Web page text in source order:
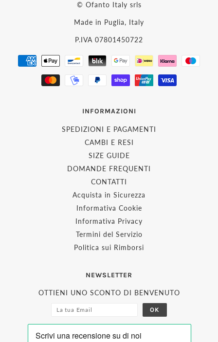
© Ofanto Italy srls
Made in Puglia, Italy
P.IVA 07801450722
INFORMAZIONI
SPEDIZIONI E PAGAMENTI
CAMBI E RESI
SIZE GUIDE
DOMANDE FREQUENTI
CONTATTI
Acquista in Sicurezza
Informativa Cookie
Informativa Privacy
Termini del Servizio
Politica sui Rimborsi
NEWSLETTER
OTTIENI UNO SCONTO DI BENVENUTO